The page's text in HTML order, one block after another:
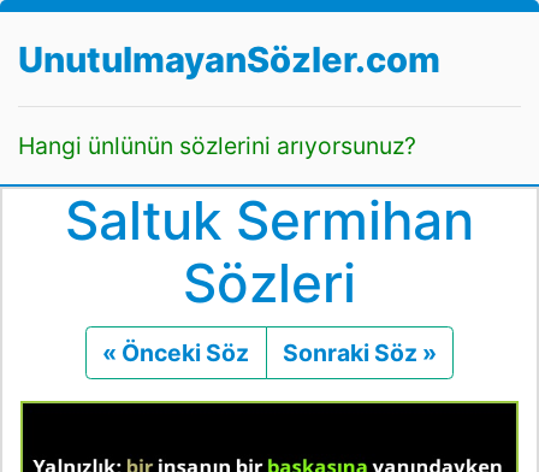
UnutulmayanSözler.com
Hangi ünlünün sözlerini arıyorsunuz?
Saltuk Sermihan
Sözleri
« Önceki Söz Önceki
Sonraki Söz »